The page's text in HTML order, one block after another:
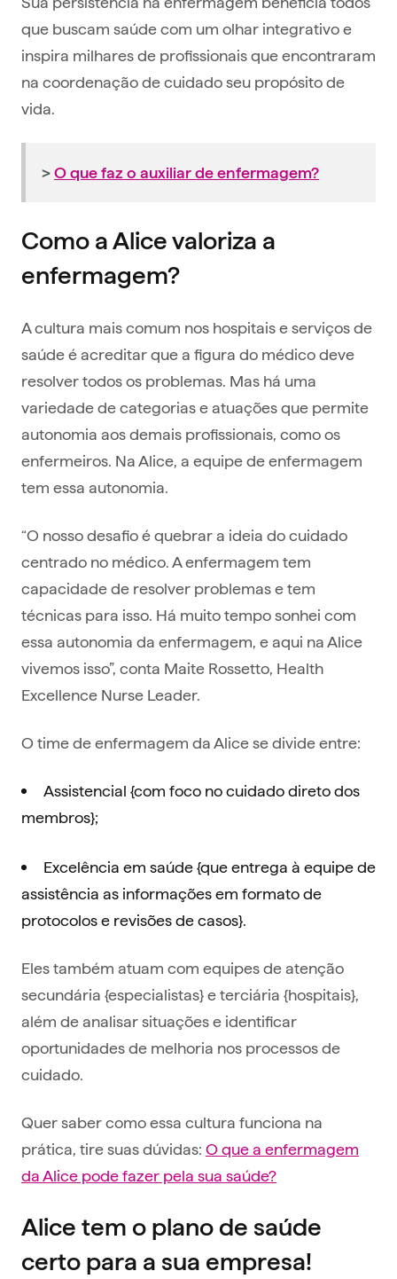
que buscam saúde com um olhar integrativo e
inspira milhares de profissionais que encontraram
na coordenação de cuidado seu propósito de
vida.
> O que faz o auxiliar de enfermagem?
Como a Alice valoriza a
enfermagem?
A cultura mais comum nos hospitais e serviços de
saúde é acreditar que a figura do médico deve
resolver todos os problemas. Mas há uma
variedade de categorias e atuações que permite
autonomia aos demais profissionais, como os
enfermeiros. Na Alice, a equipe de enfermagem
tem essa autonomia.
“O nosso desafio é quebrar a ideia do cuidado
centrado no médico. A enfermagem tem
capacidade de resolver problemas e tem
técnicas para isso. Há muito tempo sonhei com
essa autonomia da enfermagem, e aqui na Alice
vivemos isso”, conta Maite Rossetto, Health
Excellence Nurse Leader.
O time de enfermagem da Alice se divide entre:
Assistencial {com foco no cuidado direto dos
membros};
Excelência em saúde {que entrega à equipe de
assistência as informações em formato de
protocolos e revisões de casos}.
Eles também atuam com equipes de atenção
secundária {especialistas} e terciária {hospitais},
além de analisar situações e identificar
oportunidades de melhoria nos processos de
cuidado.
Quer saber como essa cultura funciona na
prática, tire suas dúvidas: O que a enfermagem
da Alice pode fazer pela sua saúde?
Alice tem o plano de saúde
certo para a sua empresa!